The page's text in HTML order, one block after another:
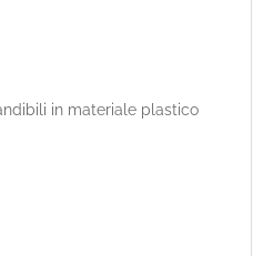
in materiale plastico